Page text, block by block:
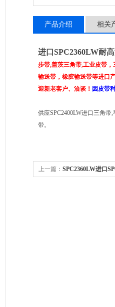
产品介绍 相关
进口SPC2360LW耐
步带,盖茨三角带,工业皮带
输送带，橡胶输送带等进口
迎新老客户、洽谈！ 因皮带
供应SPC2400LW进口三角
带。
上一篇： SPC2360LW进口